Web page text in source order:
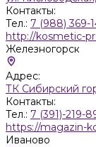
Контакты:
Тел.: 7 (988) 369-
http://kosmetic-
Железногорск
Адрес:
ТК Сибирский
Контакты:
Тел.: 7 (391)-219-
https://magazin-
Иваново